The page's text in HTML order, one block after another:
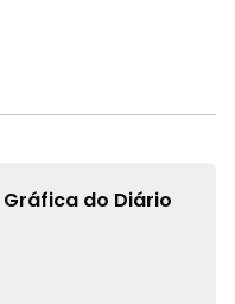
Gráfica do Diário